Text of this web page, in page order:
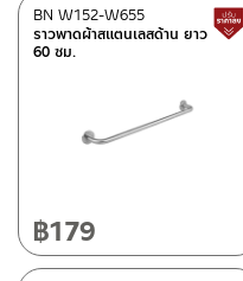
ราวพาดผ้าสแตนเลสด้าน ยาว
60 ซม.
BN W152-W655
฿179